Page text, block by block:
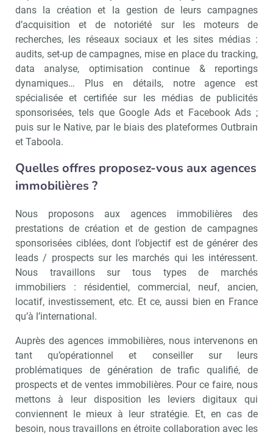
dans la création et la gestion de leurs campagnes
d’acquisition et de notoriété sur les moteurs de
recherches, les réseaux sociaux et les sites médias :
audits, set-up de campagnes, mise en place du tracking,
data analyse, optimisation continue & reportings
dynamiques… Plus en détails, notre agence est
spécialisée et certifiée sur les médias de publicités
sponsorisées, tels que Google Ads et Facebook Ads ;
puis sur le Native, par le biais des plateformes Outbrain
et Taboola.
Quelles offres proposez-vous aux agences
immobilières ?
Nous proposons aux agences immobilières des
prestations de création et de gestion de campagnes
sponsorisées ciblées, dont l’objectif est de générer des
leads / prospects sur les marchés qui les intéressent.
Nous travaillons sur tous types de marchés
immobiliers : résidentiel, commercial, neuf, ancien,
locatif, investissement, etc. Et ce, aussi bien en France
qu’à l’international.
Auprès des agences immobilières, nous intervenons en
tant qu’opérationnel et conseiller sur leurs
problématiques de génération de trafic qualifié, de
prospects et de ventes immobilières. Pour ce faire, nous
mettons à leur disposition les leviers digitaux qui
conviennent le mieux à leur stratégie. Et, en cas de
besoin, nous travaillons en étroite collaboration avec les